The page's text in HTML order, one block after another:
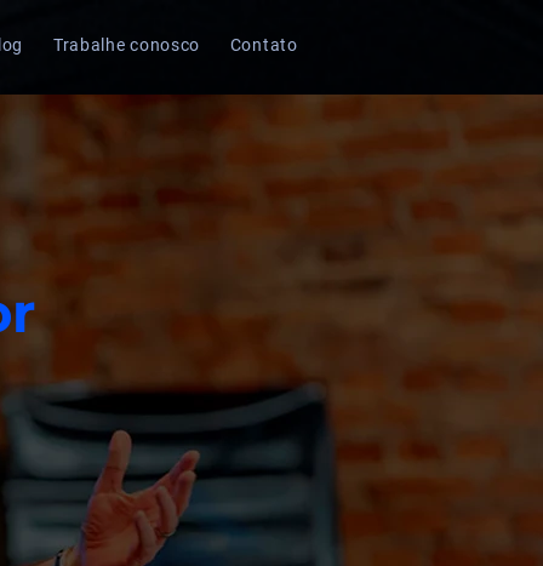
Trabalhe conosco Contato